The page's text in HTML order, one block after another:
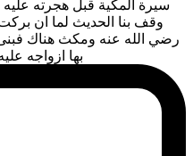
سيرة المكية قبل هجرته عليه
وقف بنا الحديث لما ان
رضي الله عنه ومكث هناك
بها ازواجه